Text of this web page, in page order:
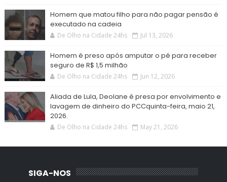
Homem que matou filho para não pagar pensão é
executado na cadeia
De Olho na Cidade 24hs Jul 13, 2026
Homem é preso após amputar o pé para receber
seguro de R$ 1,5 milhão
De Olho na Cidade 24hs Jun 12, 2026
Aliada de Lula, Deolane é presa por envolvimento e
lavagem de dinheiro do PCCquinta-feira, maio 21,
2026.
De Olho na Cidade 24hs May 21, 2026
SIGA-NOS